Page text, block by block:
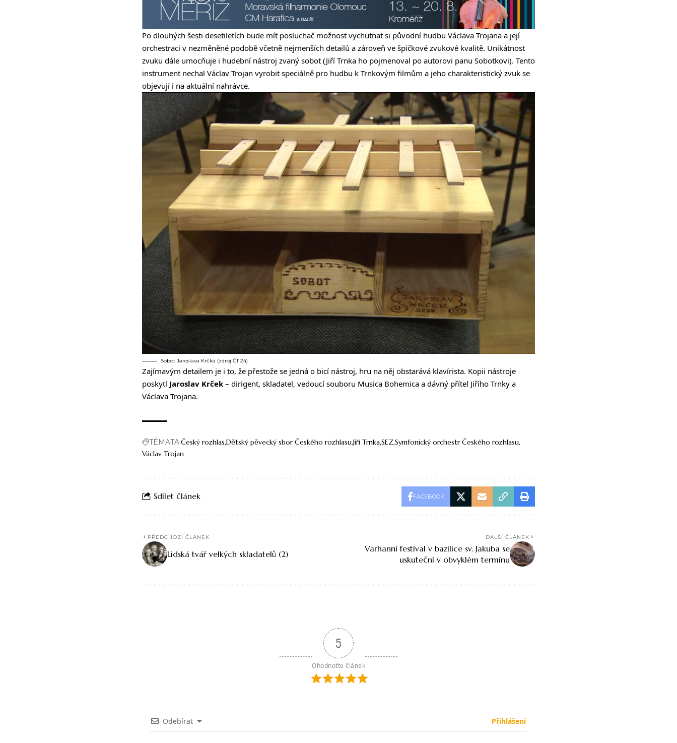
Po dlouhých šesti desetiletích bude mít posluchač možnost vychutnat si původní hudbu Václava Trojana a její
orchestraci v nezměněné podobě včetně nejmenších detailů a zároveň ve špičkové zvukové kvalitě. Unikátnost
zvuku dále umocňuje i hudební nástroj zvaný sobot (Jiří Trnka ho pojmenoval po autorovi panu Sobotkovi). Tento
instrument nechal Václav Trojan vyrobit speciálně pro hudbu k Trnkovým filmům a jeho charakteristický zvuk se
objevují i na aktuální nahrávce.
Sobot Jaroslava Krčka (zdroj ČT 24)
Zajímavým detailem je i to, že přestože se jedná o bicí nástroj, hru na něj obstarává klavírista. Kopii nástroje
poskytl Jaroslav Krček – dirigent, skladatel, vedoucí souboru Musica Bohemica a dávný přítel Jiřího Trnky a
Václava Trojana.
TÉMATAČeský rozhlas Dětský pěvecký sbor Českého rozhlasuJiří TrnkaSEZSymfonický orchestr Českého rozhlasu
Václav Trojan
Sdílet článek FACEBOOK
PŘEDCHOZÍ ČLÁNEK
Lidská tvář velkých skladatelů (2)
DALŠÍ ČLÁNEK
Varhanní festival v bazilice sv. Jakuba se
uskuteční v obvyklém termínu
5
Ohodnoťte článek
Odebírat Přihlášení